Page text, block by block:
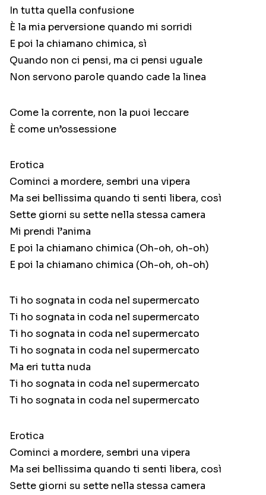
In tutta quella confusione
È la mia perversione quando mi sorridi
E poi la chiamano chimica, sì
Quando non ci pensi, ma ci pensi uguale
Non servono parole quando cade la linea
Come la corrente, non la puoi leccare
È come un’ossessione
Erotica
Cominci a mordere, sembri una vipera
Ma sei bellissima quando ti senti libera, così
Sette giorni su sette nella stessa camera
Mi prendi l’anima
E poi la chiamano chimica (Oh-oh, oh-oh)
E poi la chiamano chimica (Oh-oh, oh-oh)
Ti ho sognata in coda nel supermercato
Ti ho sognata in coda nel supermercato
Ti ho sognata in coda nel supermercato
Ti ho sognata in coda nel supermercato
Ma eri tutta nuda
Ti ho sognata in coda nel supermercato
Ti ho sognata in coda nel supermercato
Erotica
Cominci a mordere, sembri una vipera
Ma sei bellissima quando ti senti libera, così
Sette giorni su sette nella stessa camera